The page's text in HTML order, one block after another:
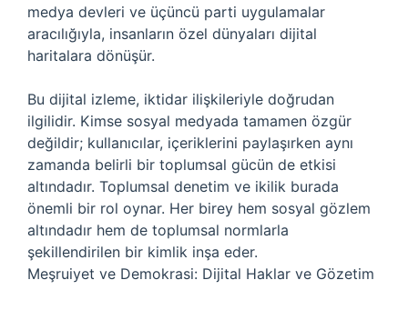
medya devleri ve üçüncü parti uygulamalar
aracılığıyla, insanların özel dünyaları dijital
haritalara dönüşür.
Bu dijital izleme, iktidar ilişkileriyle doğrudan
ilgilidir. Kimse sosyal medyada tamamen özgür
değildir; kullanıcılar, içeriklerini paylaşırken aynı
zamanda belirli bir toplumsal gücün de etkisi
altındadır. Toplumsal denetim ve ikilik burada
önemli bir rol oynar. Her birey hem sosyal gözlem
altındadır hem de toplumsal normlarla
şekillendirilen bir kimlik inşa eder.
Meşruiyet ve Demokrasi: Dijital Haklar ve Gözetim